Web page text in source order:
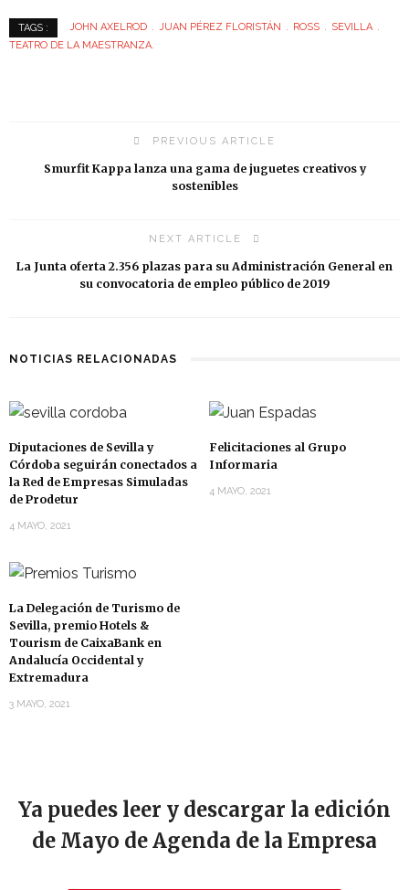
TAGS : JOHN AXELROD JUAN PÉREZ FLORISTÁN ROSS
SEVILLA
TEATRO DE LA MAESTRANZA.
PREVIOUS ARTICLE
Smurfit Kappa lanza una gama de juguetes creativos y
sostenibles
NEXT ARTICLE
La Junta oferta 2.356 plazas para su Administración General en
su convocatoria de empleo público de 2019
NOTICIAS RELACIONADAS
Diputaciones de Sevilla y
Córdoba seguirán conectados a
la Red de Empresas Simuladas
de Prodetur
4 MAYO, 2021
Felicitaciones al Grupo
Informaria
4 MAYO, 2021
La Delegación de Turismo de
Sevilla, premio Hotels &
Tourism de CaixaBank en
Andalucía Occidental y
Extremadura
3 MAYO, 2021
Ya puedes leer y descargar la edición
de Mayo de Agenda de la Empresa